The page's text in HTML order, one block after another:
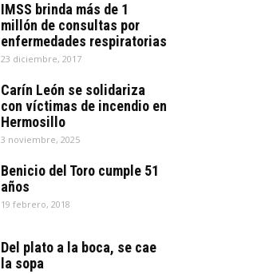
IMSS brinda más de 1
millón de consultas por
enfermedades respiratorias
23 diciembre, 2017
Carín León se solidariza
con víctimas de incendio en
Hermosillo
3 noviembre, 2025
Benicio del Toro cumple 51
años
19 febrero, 2018
Del plato a la boca, se cae
la sopa